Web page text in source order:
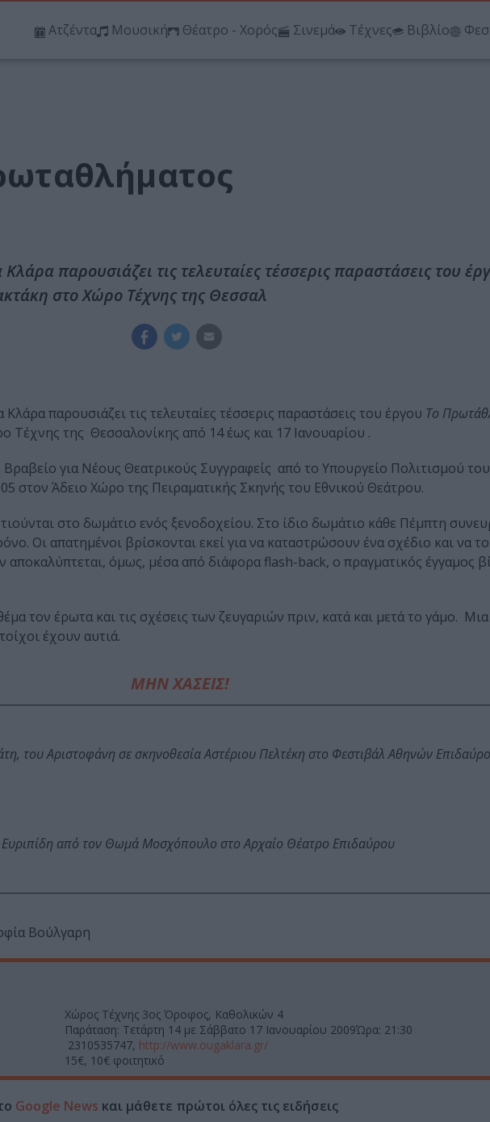
Ατζέντα Μουσική Θέατρο - Χορός Σινεμά Τέχνες Βιβλίο
παρουσιάζει τις τελευταίες τέσσερις παραστάσεις του
στο Χώρο Τέχνης της Θεσσαλ
παρουσιάζει τις τελευταίες τέσσερις παραστάσεις του έργου Το
Τέχνης της Θεσσαλονίκης από 14 έως και 17 Ιανουαρίου .
για Νέους Θεατρικούς Συγγραφείς από το Υπουργείο Πολιτισμού
στον Άδειο Χώρο της Πειραματικής Σκηνής του Εθνικού Θεάτρου.
στο δωμάτιο ενός ξενοδοχείου. Στο ίδιο δωμάτιο κάθε Πέμπτη
Οι απατημένοι βρίσκονται εκεί για να καταστρώσουν ένα σχέδιο και να
όμως, μέσα από διάφορα flash-back, ο πραγματικός έγγαμος
τον έρωτα και τις σχέσεις των ζευγαριών πριν, κατά και μετά το γάμο.
έχουν αυτιά.
ΜΗΝ ΧΑΣΕΙΣ!
του Αριστοφάνη σε σκηνοθεσία Αστέριου Πελτέκη στο Φεστιβάλ Αθηνών
από τον Θωμά Μοσχόπουλο στο Αρχαίο Θέατρο Επιδαύρου
Βούλγαρη
Χώρος Τέχνης 3ος Όροφος, Καθολικών 4
Παράταση: Τετάρτη 14 με Σάββατο 17 Ιανουαρίου 2009Ώρα: 21:30
2310535747, http://www.ougaklara.gr/
15€, 10€ φοιτητικό
Google News και μάθετε πρώτοι όλες τις ειδήσεις